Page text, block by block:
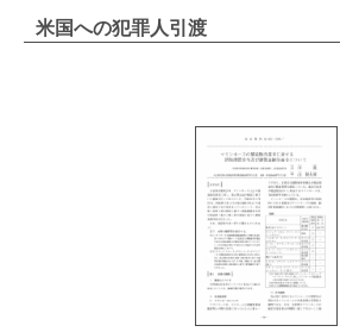
米国への犯罪人引渡